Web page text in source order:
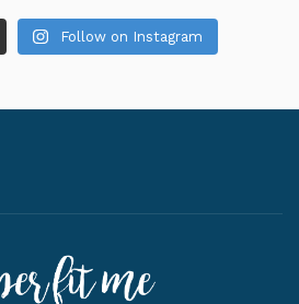
Follow on Instagram